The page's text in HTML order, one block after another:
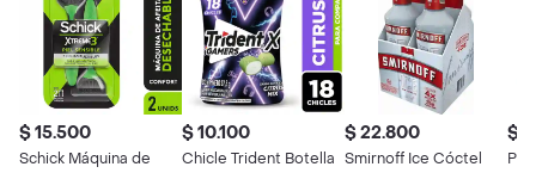
$ 15.500
Schick Máquina de
$ 10.100
Chicle Trident Botella
$ 22.800
Smirnoff Ice Cóctel
$